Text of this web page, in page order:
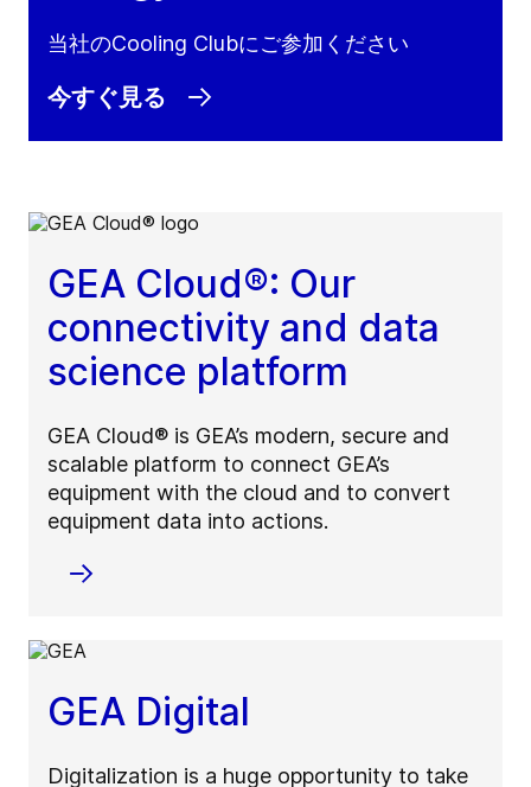
当社のCooling Clubにご参加ください
今すぐ見る
GEA Cloud®: Our
connectivity and data
science platform
GEA Cloud® is GEA’s modern, secure and
scalable platform to connect GEA’s
equipment with the cloud and to convert
equipment data into actions.
GEA Digital
Digitalization is a huge opportunity to take